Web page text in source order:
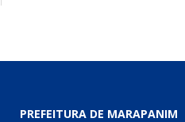
PREFEITURA DE MARAPANIM